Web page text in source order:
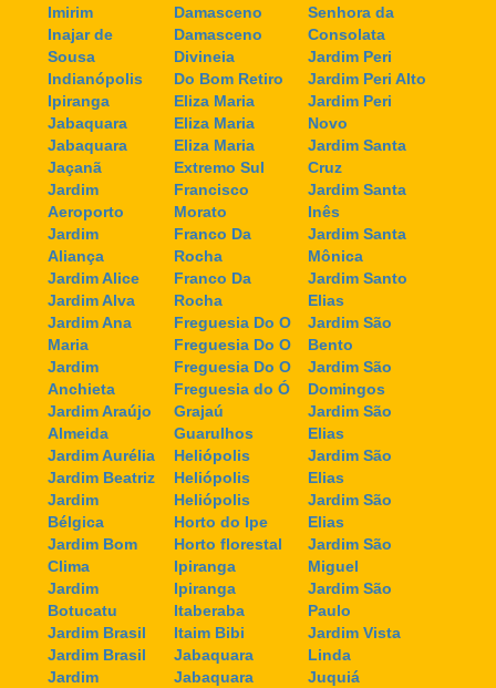
Imirim
Inajar de
Sousa
Indianópolis
Ipiranga
Jabaquara
Jabaquara
Jaçanã
Jardim
Aeroporto
Jardim
Aliança
Jardim Alice
Jardim Alva
Jardim Ana
Maria
Jardim
Anchieta
Jardim Araújo
Almeida
Jardim Aurélia
Jardim Beatriz
Jardim
Bélgica
Jardim Bom
Clima
Jardim
Botucatu
Jardim Brasil
Jardim Brasil
Jardim
Damasceno
Damasceno
Divineia
Do Bom Retiro
Eliza Maria
Eliza Maria
Eliza Maria
Extremo Sul
Francisco
Morato
Franco Da
Rocha
Franco Da
Rocha
Freguesia Do O
Freguesia Do O
Freguesia Do O
Freguesia do Ó
Grajaú
Guarulhos
Heliópolis
Heliópolis
Heliópolis
Horto do Ipe
Horto florestal
Ipiranga
Ipiranga
Itaberaba
Itaim Bibi
Jabaquara
Jabaquara
Senhora da
Consolata
Jardim Peri
Jardim Peri Alto
Jardim Peri
Novo
Jardim Santa
Cruz
Jardim Santa
Inês
Jardim Santa
Mônica
Jardim Santo
Elias
Jardim São
Bento
Jardim São
Domingos
Jardim São
Elias
Jardim São
Elias
Jardim São
Elias
Jardim São
Miguel
Jardim São
Paulo
Jardim Vista
Linda
Juquiá